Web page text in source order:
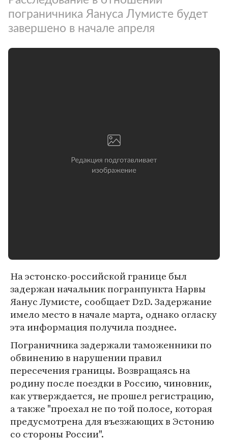
пограничника Яануса Лумисте будет
завершено в начале апреля
На эстонско-российской границе был
задержан начальник погранпункта Нарвы
Яанус Лумисте, сообщает DzD. Задержание
имело место в начале марта, однако огласку
эта информация получила позднее.
Пограничника задержали таможенники по
обвинению в нарушении правил
пересечения границы. Возвращаясь на
родину после поездки в Россию, чиновник,
как утверждается, не прошел регистрацию,
а также "проехал не по той полосе, которая
предусмотрена для въезжающих в Эстонию
со стороны России".